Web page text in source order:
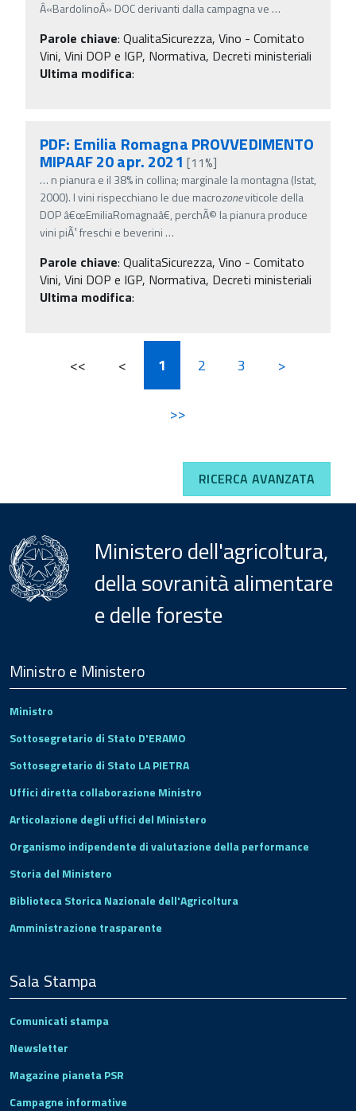
Â«BardolinoÂ» DOC derivanti dalla campagna ve …
Parole chiave: QualitaSicurezza, Vino - Comitato
Vini, Vini DOP e IGP, Normativa, Decreti ministeriali
Ultima modifica:
PDF: Emilia Romagna PROVVEDIMENTO
MIPAAF 20 apr. 2021 [11%]
… n pianura e il 38% in collina; marginale la montagna (Istat,
2000). I vini rispecchiano le due macrozoneviticole della
DOP â€œEmiliaRomagnaâ€, perchÃ© la pianura produce
vini piÃ¹ freschi e beverini …
Parole chiave: QualitaSicurezza, Vino - Comitato
Vini, Vini DOP e IGP, Normativa, Decreti ministeriali
Ultima modifica:
<< < 1 2 3 >
>>
RICERCA AVANZATA
Ministero dell'agricoltura,
della sovranità alimentare
e delle foreste
Footer
Ministro e Ministero
Ministro
Sottosegretario di Stato D'ERAMO
Sottosegretario di Stato LA PIETRA
Uffici diretta collaborazione Ministro
Articolazione degli uffici del Ministero
Organismo indipendente di valutazione della performance
Storia del Ministero
Biblioteca Storica Nazionale dell'Agricoltura
Amministrazione trasparente
Sala Stampa
Comunicati stampa
Newsletter
Magazine pianeta PSR
Campagne informative